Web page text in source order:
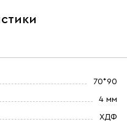
70*90
4 мм
ХДФ